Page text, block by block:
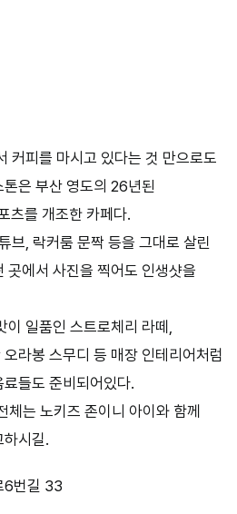
커피를 마시고 있다는 것 만으로도
은 부산 영도의 26년된
츠를 개조한 카페다.
브, 락커룸 문짝 등을 그대로 살린
곳에서 사진을 찍어도 인생샷을
일품인 스트로체리 라떼,
라봉 스무디 등 매장 인테리어처럼
들도 준비되어있다.
체는 노키즈 존이니 아이와 함께
하시길.
6번길 33